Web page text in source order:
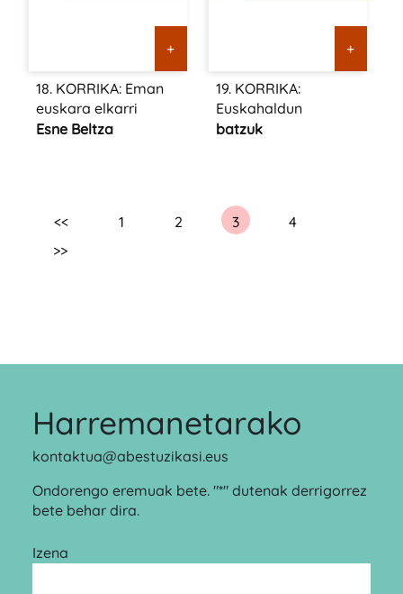
+
18. KORRIKA: Eman
euskara elkarri
Esne Beltza
+
19. KORRIKA:
Euskahaldun
batzuk
<< 1 2 3
4
>>
Harremanetarako
kontaktua@abestuzikasi.eus
Ondorengo eremuak bete. "*" dutenak derrigorrez
bete behar dira.
Izena